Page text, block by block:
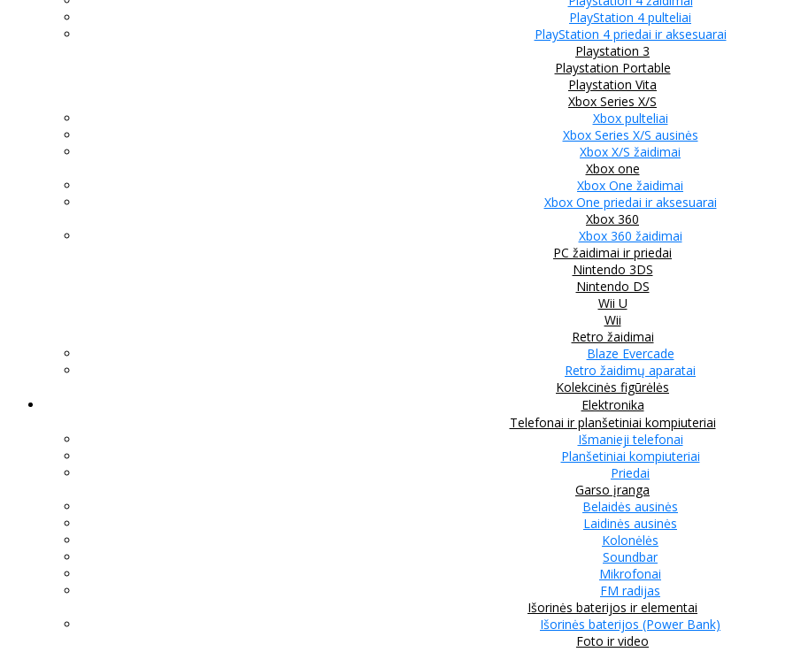
PlayStation 4 pulteliai
PlayStation 4 priedai ir aksesuarai
Playstation 3
Playstation Portable
Playstation Vita
Xbox Series X/S
Xbox pulteliai
Xbox Series X/S ausinės
Xbox X/S žaidimai
Xbox one
Xbox One žaidimai
Xbox One priedai ir aksesuarai
Xbox 360
Xbox 360 žaidimai
PC žaidimai ir priedai
Nintendo 3DS
Nintendo DS
Wii U
Wii
Retro žaidimai
Blaze Evercade
Retro žaidimų aparatai
Kolekcinės figūrėlės
Elektronika
Telefonai ir planšetiniai kompiuteriai
Išmanieji telefonai
Planšetiniai kompiuteriai
Priedai
Garso įranga
Belaidės ausinės
Laidinės ausinės
Kolonėlės
Soundbar
Mikrofonai
FM radijas
Išorinės baterijos ir elementai
Išorinės baterijos (Power Bank)
Foto ir video